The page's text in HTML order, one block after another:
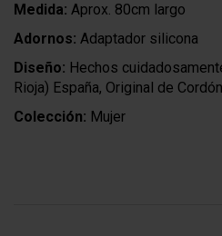
Medida: Aprox. 80cm largo
Adornos: Adaptador silicona
Diseño: Hechos
Rioja) España, Original de
Colección: Mujer